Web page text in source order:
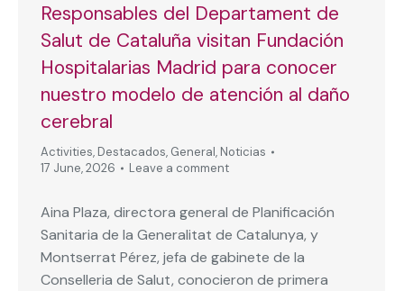
Responsables del Departament de
Salut de Cataluña visitan Fundación
Hospitalarias Madrid para conocer
nuestro modelo de atención al daño
cerebral
Activities, Destacados, General, Noticias
17 June, 2026
Leave a comment
Aina Plaza, directora general de Planificación
Sanitaria de la Generalitat de Catalunya, y
Montserrat Pérez, jefa de gabinete de la
Conselleria de Salut, conocieron de primera